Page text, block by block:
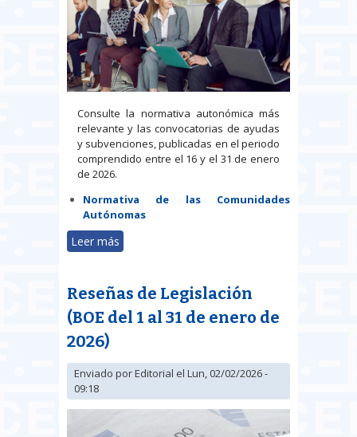
Consulte la normativa autonómica más
relevante y las convocatorias de ayudas
y subvenciones, publicadas en el periodo
comprendido entre el 16 y el 31 de enero
de 2026.
Normativa de las Comunidades
Autónomas
Leer más
2026)
Reseñas de Legislación
(BOE del 1 al 31 de enero de
2026)
Enviado porEditorial el Lun, 02/02/2026 -
09:18